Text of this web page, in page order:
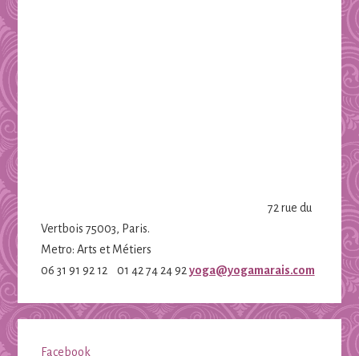
72 rue du
Vertbois 75003, Paris.
Metro: Arts et Métiers
06 31 91 92 12 01 42 74 24 92 yoga@yogamarais.com
Facebook